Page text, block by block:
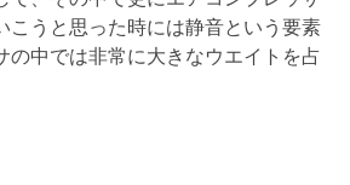
こうと思った時には静音という要素
の中では非常に大きなウエイトを占